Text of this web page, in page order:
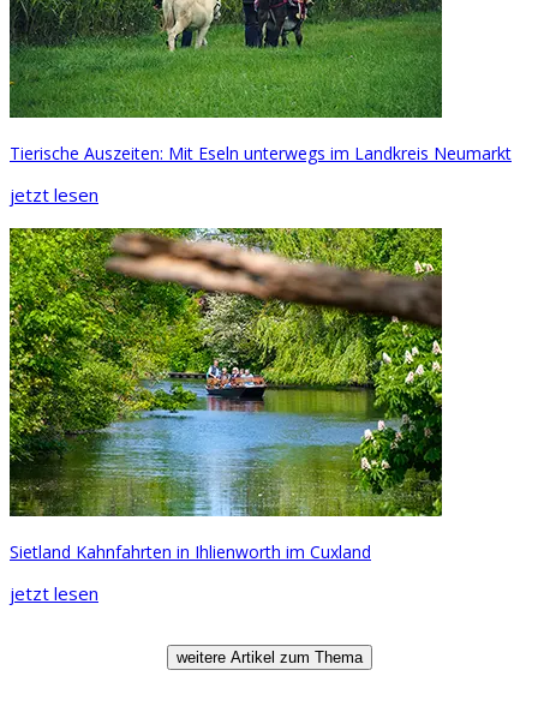
Tierische Auszeiten: Mit Eseln unterwegs im Landkreis Neumarkt
jetzt lesen
Sietland Kahnfahrten in Ihlienworth im Cuxland
jetzt lesen
weitere Artikel zum Thema